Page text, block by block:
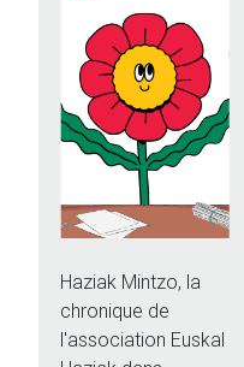
Haziak Mintzo, la
chronique de
l'association Euskal